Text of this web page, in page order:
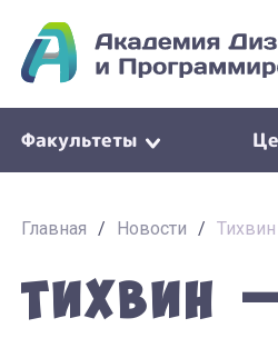
Факультеты
Главная / Новости /
Тихвин